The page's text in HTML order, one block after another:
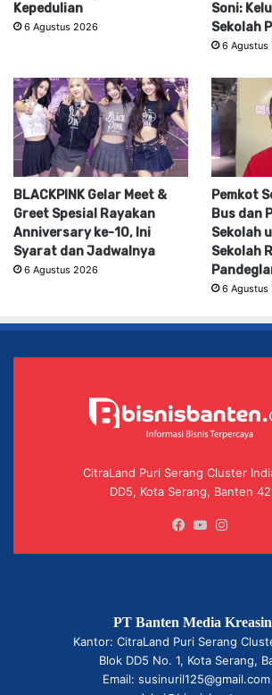
Kepedulian
6 Agustus 2026
Soni:
Sekolah
6 Agustus
BLACKPINK Gelar Meet &
Greet Spesial Rayakan
Anniversary ke-10, Ini
Syarat dan Jadwalnya
6 Agustus 2026
Pemkot
Bus dan
Sekolah
Sekolah
6 Agustus
CitraLand Puri Serang Cluster
DD5, Kota Serang, Banten
Facebook
YouTube
PT Banten Media
Kantor: CitraLand Puri Serang
Blok DD5 No. 1, Kota Serang,
Email: